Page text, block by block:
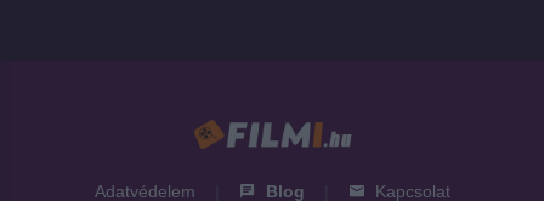
Adatvédelem Blog Kapcsolat